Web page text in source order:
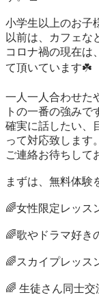
小学生以上のお子
以前は、カフェな
コロナ禍の現在は
て頂いています☘️
一人一人合わせた
トの一番の強みで
確実に話したい、
って対応致します。
ご連絡お待ちして
まずは、無料体験
🌈女性限定レッス
🌈歌やドラマ好き
🌈スカイプレッス
🌈 生徒さん同士交